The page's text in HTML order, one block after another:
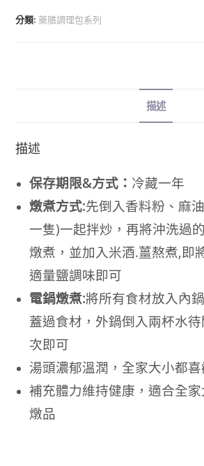
分類: 藥膳調理包系列
描述
描述
保存期限&方式： 冷藏一年
燉煮方式:先倒入香料粉、麻
一隻)一起拌炒，再將沖洗過
燉煮，並加入米酒.薑熬煮,即
適量鹽調味即可
電鍋燉煮:將所有食材放入內
蓋過食材，外鍋倒入兩杯水
次即可
湯頭濃郁溫潤，全家大小都喜
補充體力維持健康，適合全
燉品